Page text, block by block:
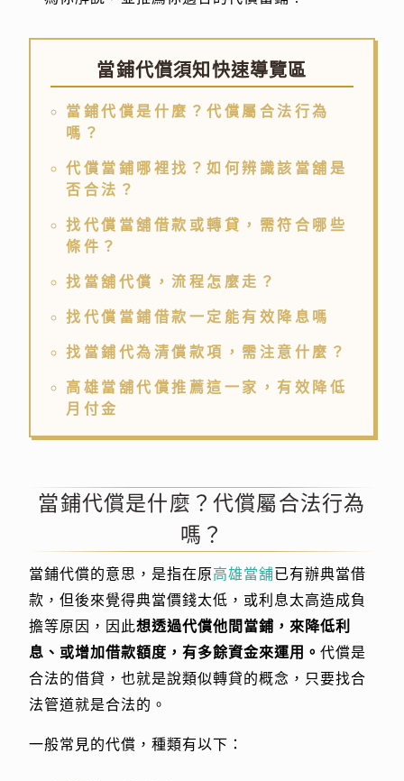
當鋪代償須知快速導覽區
當鋪代償是什麼？代償屬合法行為
嗎？
代償當鋪哪裡找？如何辨識該當舖是
否合法？
找代償當舖借款或轉貸，需符合哪些
條件？
找當舖代償，流程怎麼走？
找代償當鋪借款一定能有效降息嗎
找當鋪代為清償款項，需注意什麼？
高雄當舖代償推薦這一家，有效降低
月付金
當鋪代償是什麼？代償屬合法行為
嗎？
當鋪代償的意思，是指在原高雄當舖已有辦典當借
款，但後來覺得典當價錢太低，或利息太高造成負
擔等原因，因此想透過代償他間當鋪，來降低利
息、或增加借款額度，有多餘資金來運用。代償是
合法的借貸，也就是說類似轉貸的概念，只要找合
法管道就是合法的。
一般常見的代償，種類有以下：